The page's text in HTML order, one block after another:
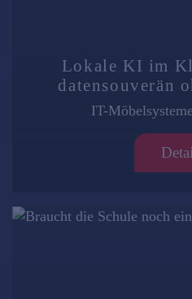
Lokale KI im
datensouverän
IT-Möbelsysteme